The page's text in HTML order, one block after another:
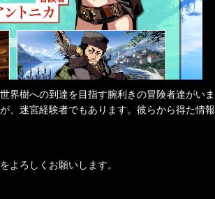
界樹への到達を目指す腕利きの冒険者達がいま
、迷宮経験者でもあります。彼らから得た情報
よろしくお願いします。